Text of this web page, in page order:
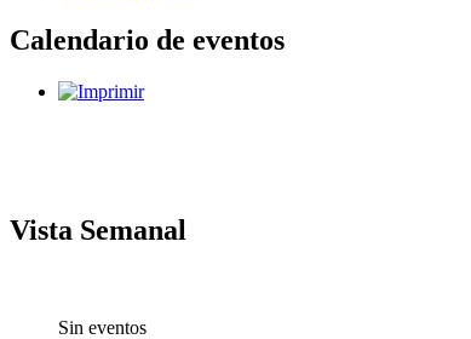
Calendario de eventos
Vista Semanal
Sin eventos